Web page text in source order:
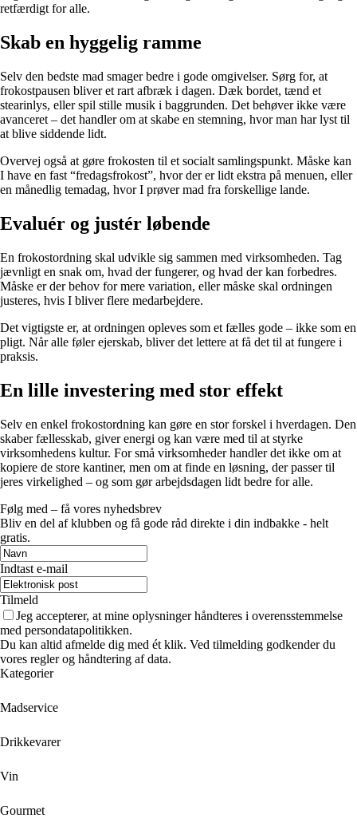
retfærdigt for alle.
Skab en hyggelig ramme
Selv den bedste mad smager bedre i gode omgivelser. Sørg for, at
frokostpausen bliver et rart afbræk i dagen. Dæk bordet, tænd et
stearinlys, eller spil stille musik i baggrunden. Det behøver ikke være
avanceret – det handler om at skabe en stemning, hvor man har lyst til
at blive siddende lidt.
Overvej også at gøre frokosten til et socialt samlingspunkt. Måske kan
I have en fast “fredagsfrokost”, hvor der er lidt ekstra på menuen, eller
en månedlig temadag, hvor I prøver mad fra forskellige lande.
Evaluér og justér løbende
En frokostordning skal udvikle sig sammen med virksomheden. Tag
jævnligt en snak om, hvad der fungerer, og hvad der kan forbedres.
Måske er der behov for mere variation, eller måske skal ordningen
justeres, hvis I bliver flere medarbejdere.
Det vigtigste er, at ordningen opleves som et fælles gode – ikke som en
pligt. Når alle føler ejerskab, bliver det lettere at få det til at fungere i
praksis.
En lille investering med stor effekt
Selv en enkel frokostordning kan gøre en stor forskel i hverdagen. Den
skaber fællesskab, giver energi og kan være med til at styrke
virksomhedens kultur. For små virksomheder handler det ikke om at
kopiere de store kantiner, men om at finde en løsning, der passer til
jeres virkelighed – og som gør arbejdsdagen lidt bedre for alle.
Følg med – få vores nyhedsbrev
Bliv en del af klubben og få gode råd direkte i din indbakke - helt
gratis.
Indtast e-mail
Tilmeld
Jeg accepterer, at mine oplysninger håndteres i overensstemmelse
med persondatapolitikken.
Du kan altid afmelde dig med ét klik. Ved tilmelding godkender du
vores regler og håndtering af data.
Kategorier
Madservice
Drikkevarer
Vin
Gourmet